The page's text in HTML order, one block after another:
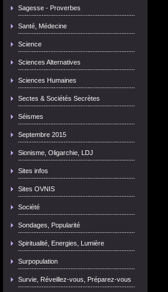
Sagesse - Proverbes
Santé, Médecine
Science
Sciences Alternatives
Sciences Humaines
Sectes & Sociétés Secrètes
Séismes
Septembre 2015
Sionisme, Oligarchie, LDJ
Sites infos
Sites OVNIS
Société
Sondages, Popularité
Spiritualité, Energies, Lumière
Surpopulation
Survie, Réveillez-vous, Préparez-vous